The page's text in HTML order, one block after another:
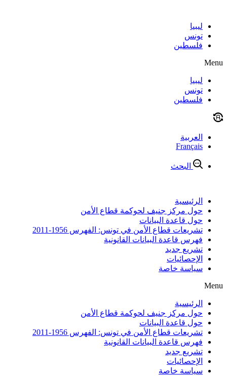
contentليبيا
تونس
فلسطين
Menu
ليبيا
تونس
فلسطين
العربية
Français
البحث
الرئيسية
حول مركز جنيف لحوكمة قطاع الأمن
حول قاعدة البيانات
تشريعات قطاع الأمن في تونس: الفهرس 1956-2011
فهرس قاعدة البيانات القانونية
تشريع جديد
الإحصائيات
سياسة خاصة
Menu
الرئيسية
حول مركز جنيف لحوكمة قطاع الأمن
حول قاعدة البيانات
تشريعات قطاع الأمن في تونس: الفهرس 1956-2011
فهرس قاعدة البيانات القانونية
تشريع جديد
الإحصائيات
سياسة خاصة